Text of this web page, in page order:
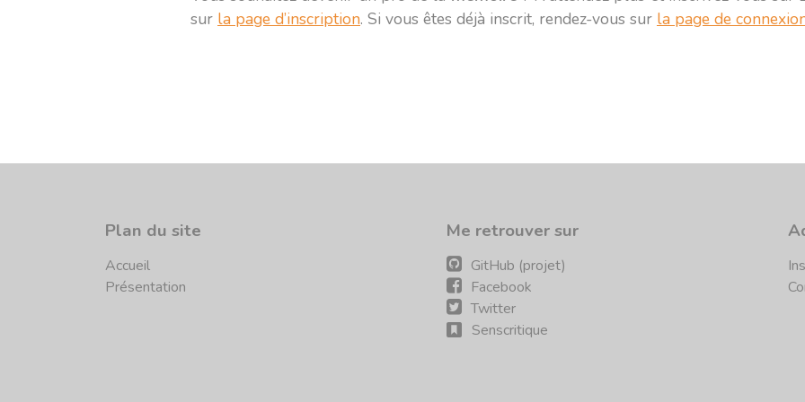
sur la page d’inscription. Si vous êtes déjà inscrit, rendez-vous sur la page de
Plan du site
Accueil
Présentation
Me retrouver sur
GitHub (projet)
Facebook
Twitter
Senscritique